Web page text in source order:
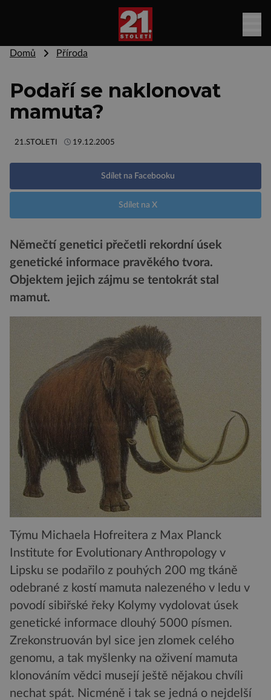
Domů Příroda
Podaří se naklonovat
mamuta?
21.STOLETI 19.12.2005
Sdílet na Facebooku
Sdílet na X
Němečtí genetici přečetli rekordní úsek
genetické informace pravěkého tvora.
Objektem jejich zájmu se tentokrát stal
mamut.
Týmu Michaela Hofreitera z Max Planck
Institute for Evolutionary Anthropology v
Lipsku se podařilo z pouhých 200 mg tkáně
odebrané z kostí mamuta nalezeného v ledu v
povodí sibiřské řeky Kolymy vydolovat úsek
genetické informace dlouhý 5000 písmen.
Zrekonstruován byl sice jen zlomek celého
genomu, a tak myšlenky na oživení mamuta
klonováním vědci musejí ještě nějakou chvíli
nechat spát. Nicméně i tak se jedná o nejdelší